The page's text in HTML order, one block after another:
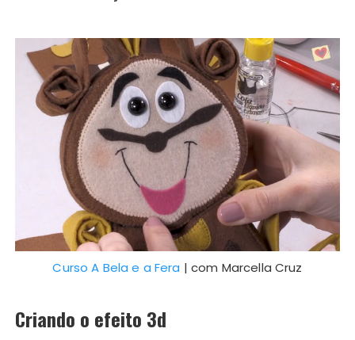
Curso A Bela e a Fera | com Marcella Cruz
Criando o efeito 3d